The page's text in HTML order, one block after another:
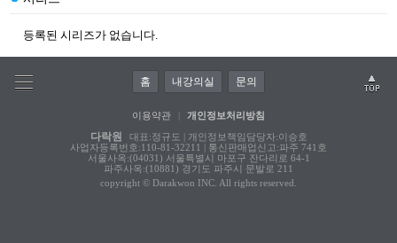
등록된 시리즈가 없습니다.
홈 내강의실 문의
이용약관 개인정보처리방침
다락원
대표:정규도 | 개인정보책임담당자:이승호
사업자등록번호:110-81-32211 | 통신판매업신고:파주 741호
서울사옥:(04031) 서울특별시 마포구 잔다리로 64-1
파주사옥:(10881) 경기도 파주시 문발로 211
copyright © Darakwon INC. All rights reserved.